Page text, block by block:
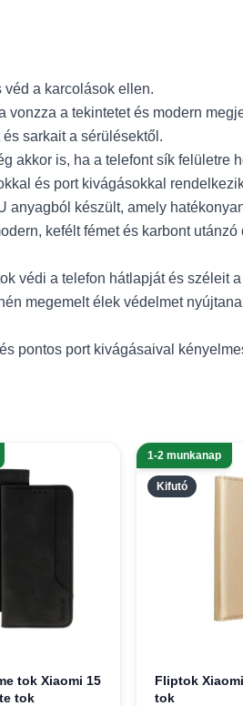
a karcolások ellen.
a tekintetet és modern
sarkait a sérülésektől.
akkor is, ha a telefont sík felületre
és port kivágásokkal
anyagból készült, amely
kefélt fémet és karbont
védi a telefon hátlapját és széleit
megemelt élek védelmet
pontos port kivágásaival
tok Xiaomi 15
tok
Kifutó
1-2 munkanap
Fliptok
tok